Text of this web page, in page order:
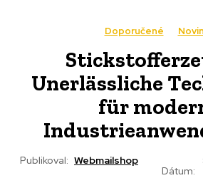
Doporučené
Unerlässliche
für
Publikoval: Webmailshop
Dátum: